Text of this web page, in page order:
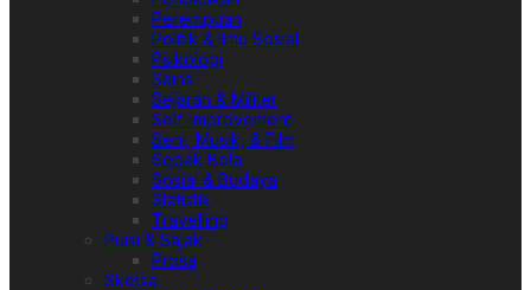
Perempuan
Politik & Ilmu Sosial
Psikologi
Sains
Sejarah & Militer
Self-improvement
Seni, Musik, & Film
Sepak Bola
Sosial & Budaya
Statistik
Travelling
Puisi & Sajak
Prosa
Sketsa